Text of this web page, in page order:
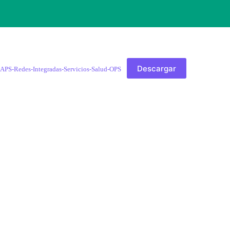
APS-Redes-Integradas-Servicios-Salud-OPS Descargar